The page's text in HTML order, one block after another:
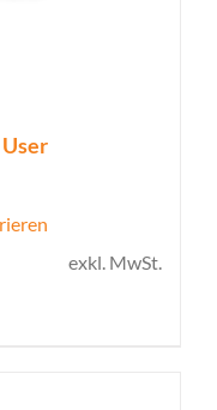
exkl. MwSt.